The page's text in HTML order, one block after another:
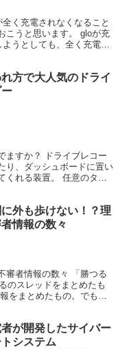
く充電されなくなること
こうと思います。 gloが充
うとしても、全く充電で
方で大人気のドライ
ますか？ ドライブレコー
り、ダッシュボードに置い
くれる装置。 任意のタイ
外も歩けない！？理
情報の数々
審者情報の数々 「勝つる
のスレッドをまとめたも
をまとめたもの。でも内
者が開発したサイバー
システム